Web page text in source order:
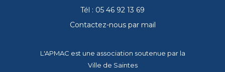
Tél : 05 46 92 13 69
Contactez-nous par mail
L'APMAC est une association soutenue par la
Ville de Saintes